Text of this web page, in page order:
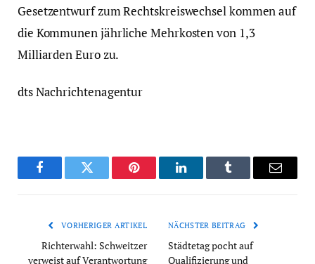
Gesetzentwurf zum Rechtskreiswechsel kommen auf
die Kommunen jährliche Mehrkosten von 1,3
Milliarden Euro zu.
dts Nachrichtenagentur
FacebookTwitter Pinterest LinkedInTumblr Email
VORHERIGER ARTIKEL
Richterwahl: Schweitzer
verweist auf Verantwortung
NÄCHSTER BEITRAG
Städtetag pocht auf
Qualifizierung und